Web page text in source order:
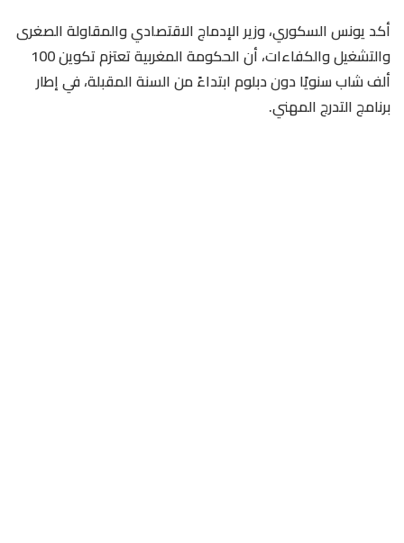
أكد يونس السكوري، وزير الإدماج الاقتصادي والمقاولة الصغرى
والتشغيل والكفاءات، أن الحكومة المغربية تعتزم تكوين 100
ألف شاب سنويًا دون دبلوم ابتداءً من السنة المقبلة، في إطار
برنامج التدرج المهني.